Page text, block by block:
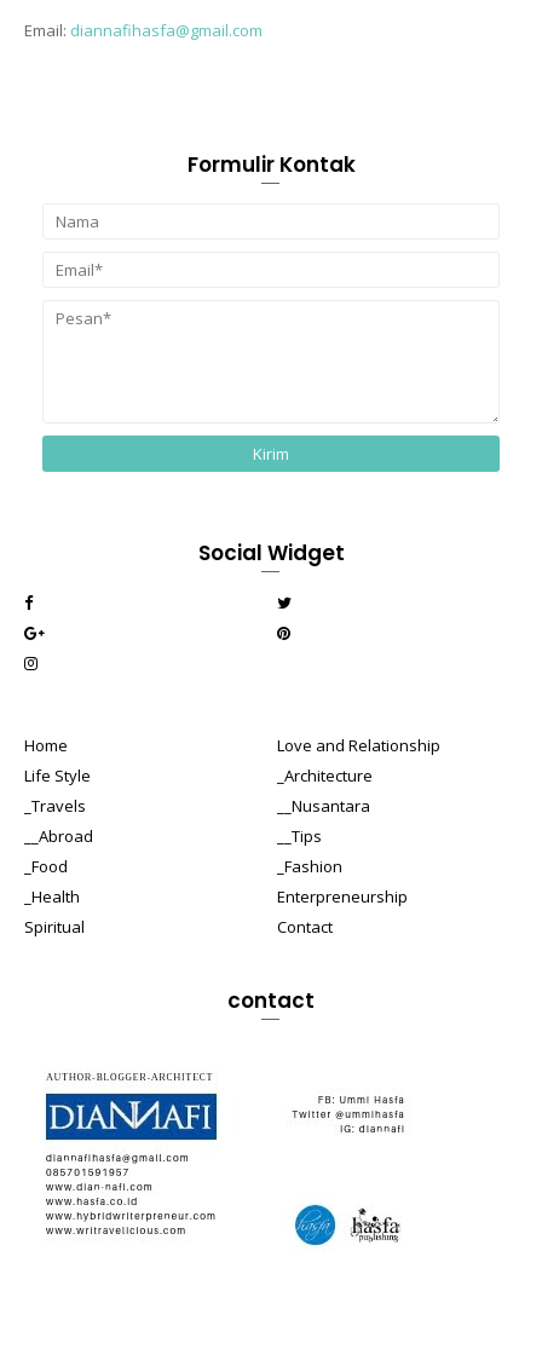
Email: diannafihasfa@gmail.com
Formulir Kontak
Social Widget
Home
Love and Relationship
Life Style
_Architecture
_Travels
__Nusantara
__Abroad
__Tips
_Food
_Fashion
_Health
Enterpreneurship
Spiritual
Contact
contact